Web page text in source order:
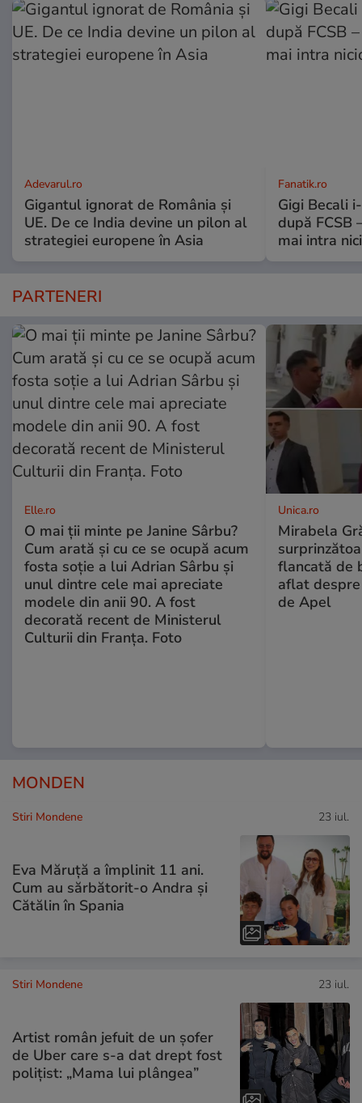
Adevarul.ro
Gigantul ignorat de România și
UE. De ce India devine un pilon al
strategiei europene în Asia
Fanatik.ro
Gigi Becali
după FCSB
mai intra
PARTENERI
Elle.ro
O mai ții minte pe Janine Sârbu?
Cum arată și cu ce se ocupă acum
fosta soție a lui Adrian Sârbu și
unul dintre cele mai apreciate
modele din anii 90. A fost
decorată recent de Ministerul
Culturii din Franța. Foto
Unica.ro
Mirabela
flancată de
aflat
de Apel
MONDEN
Stiri Mondene 23 iul.
Eva Măruță a împlinit 11 ani.
Cum au sărbătorit-o Andra și
Cătălin în Spania
Stiri Mondene 23 iul.
Artist român jefuit de un șofer
de Uber care s-a dat drept fost
polițist: „Mama lui plângea”